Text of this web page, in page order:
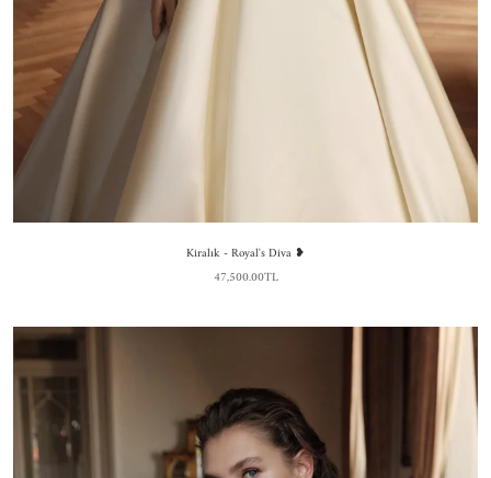
Kiralık - Royal's Diva ❥
47,500.00TL